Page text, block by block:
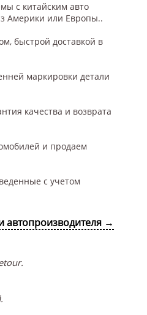
с китайским авто
Америки или Европы..
быстрой доставкой в
маркировки детали
качества и возврата
и продаем
с учетом
автопроизводителя →